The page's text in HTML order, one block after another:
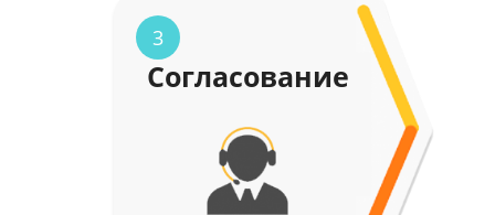
3
Согласование